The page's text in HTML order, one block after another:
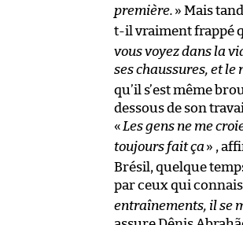
première. » Mais
t-il vraiment frappé
vous voyez dans la
ses chaussures, et
qu’il s’est même
dessous de son
« Les gens ne me
toujours fait ça » ,
Brésil, quelque
par ceux qui
entraînements, il se